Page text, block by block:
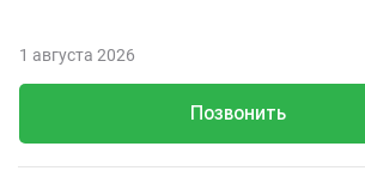
Позвонить
1 августа 2026